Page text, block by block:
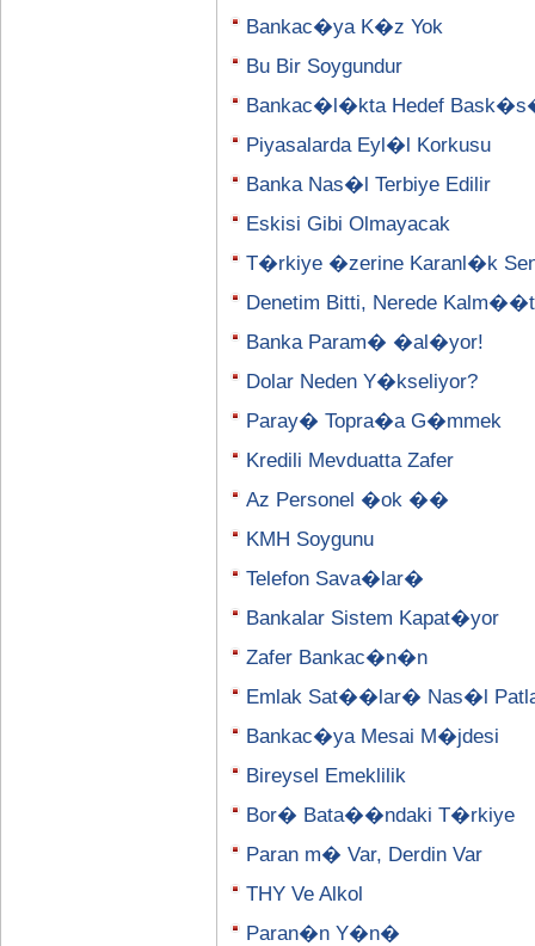
Bankac�ya K�z Yok
Bu Bir Soygundur
Bankac�l�kta Hedef
Piyasalarda Eyl�l Korkusu
Banka Nas�l Terbiye Edilir
Eskisi Gibi Olmayacak
T�rkiye �zerine Karanl�k
Denetim Bitti, Nerede
Banka Param� �al�yor!
Dolar Neden Y�kseliyor?
Paray� Topra�a G�mmek
Kredili Mevduatta Zafer
Az Personel �ok ��
KMH Soygunu
Telefon Sava�lar�
Bankalar Sistem Kapat�yor
Zafer Bankac�n�n
Emlak Sat��lar� Nas�l
Bankac�ya Mesai M�jdesi
Bireysel Emeklilik
Bor� Bata��ndaki T�rkiye
Paran m� Var, Derdin Var
THY Ve Alkol
Paran�n Y�n�